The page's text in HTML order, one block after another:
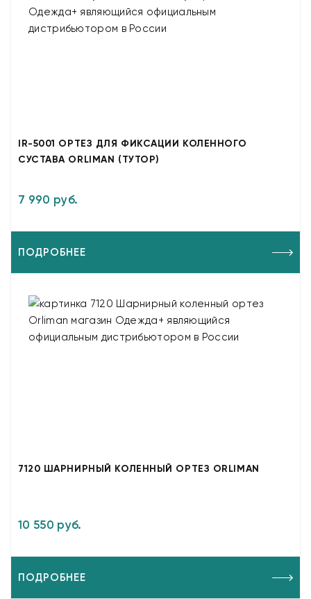
IR-5001 ОРТЕЗ ДЛЯ ФИКСАЦИИ КОЛЕННОГО
СУСТАВА ORLIMAN (ТУТОР)
7 990 руб.
ПОДРОБНЕЕ
7120 ШАРНИРНЫЙ КОЛЕННЫЙ ОРТЕЗ ORLIMAN
10 550 руб.
ПОДРОБНЕЕ